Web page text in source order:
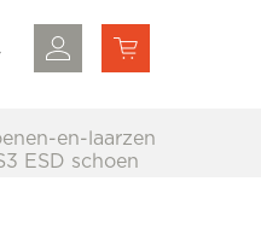
en-laarzen
ESD schoen